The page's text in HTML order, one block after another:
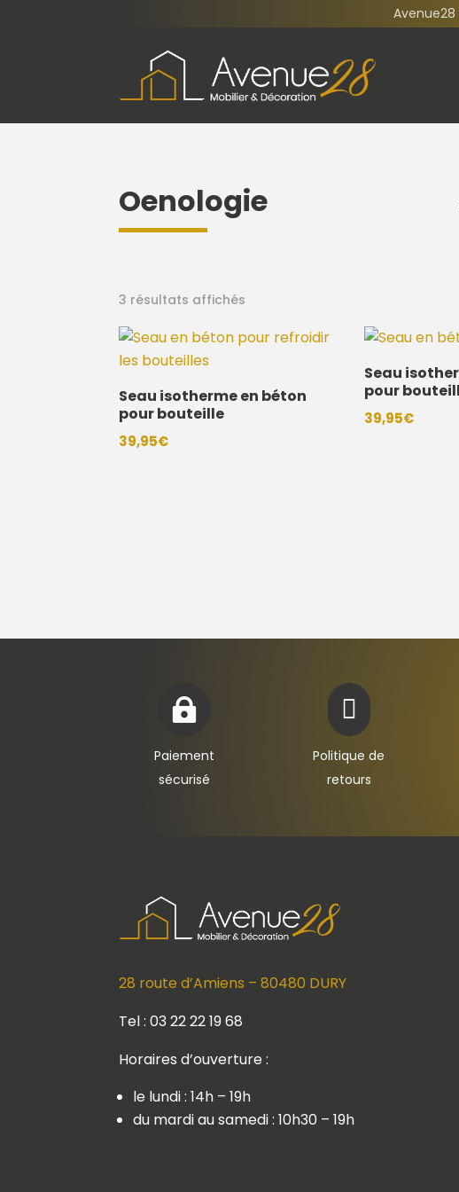
Oenologie
3 résultats affichés
Seau isotherme en béton
pour bouteille
39,95€
Seau
pour
39,95€

Paiement
sécurisé

Politique de
retours
28 route d’Amiens – 80480 DURY
Tel : 03 22 22 19 68
Horaires d’ouverture :
le lundi : 14h – 19h
du mardi au samedi : 10h30 – 19h